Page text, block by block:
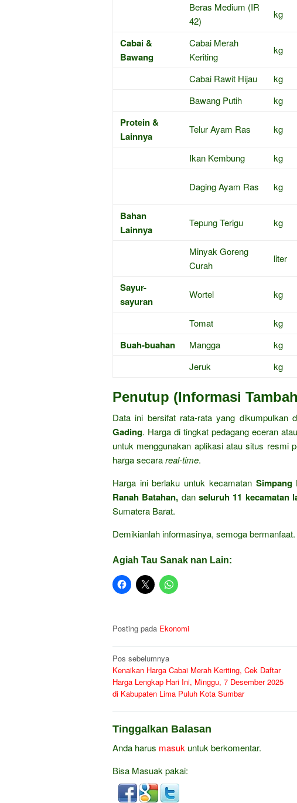
Beras Medium (IR
42)
kg
Cabai &
Bawang
Cabai Merah
Keriting
kg
Cabai Rawit Hijau kg
Bawang Putih
kg
Protein &
Lainnya
Telur Ayam Ras kg
Ikan Kembung
kg
Daging Ayam Ras kg
Bahan
Lainnya
Tepung Terigu kg
Minyak Goreng
Curah
liter
Sayur-
sayuran
Wortel kg
Tomat kg
Buah-buahan Mangga kg
Jeruk
kg
Penutup (Informasi
Data ini bersifat rata-rata yang dikumpulkan
Gading. Harga di tingkat pedagang eceran
untuk menggunakan aplikasi atau situs resmi
harga secarareal-time.
Harga ini berlaku untuk kecamatan Simpang
Ranah Batahan, danseluruh 11 kecamatan
Sumatera Barat.
Demikianlah informasinya, semoga bermanfaat.
Agiah Tau Sanak nan Lain:
Posting pada Ekonomi
Navigasi
pos
Pos sebelumnya
Kenaikan Harga Cabai Merah Keriting, Cek Daftar
Harga Lengkap Hari Ini, Minggu, 7 Desember 2025
di Kabupaten Lima Puluh Kota Sumbar
Tinggalkan Balasan
Anda harus masuk untuk berkomentar.
Bisa Masuak pakai: